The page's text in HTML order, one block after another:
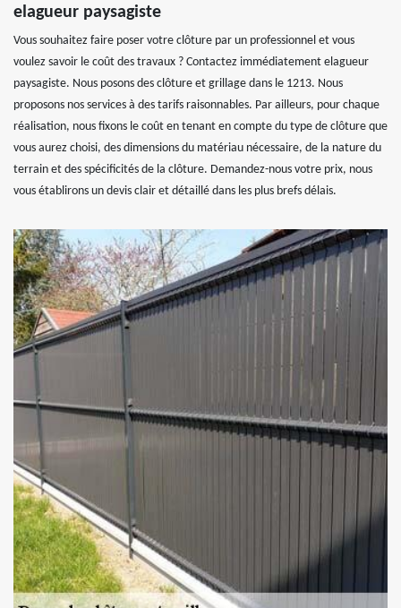
elagueur paysagiste
Vous souhaitez faire poser votre clôture par un professionnel et vous
voulez savoir le coût des travaux ? Contactez immédiatement elagueur
paysagiste. Nous posons des clôture et grillage dans le 1213. Nous
proposons nos services à des tarifs raisonnables. Par ailleurs, pour chaque
réalisation, nous fixons le coût en tenant en compte du type de clôture que
vous aurez choisi, des dimensions du matériau nécessaire, de la nature du
terrain et des spécificités de la clôture. Demandez-nous votre prix, nous
vous établirons un devis clair et détaillé dans les plus brefs délais.